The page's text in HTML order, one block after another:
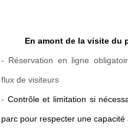
En amont de la visite du
- Réservation en ligne
flux de visiteurs
- Contrôle et limitation si
parc pour respecter une capacité